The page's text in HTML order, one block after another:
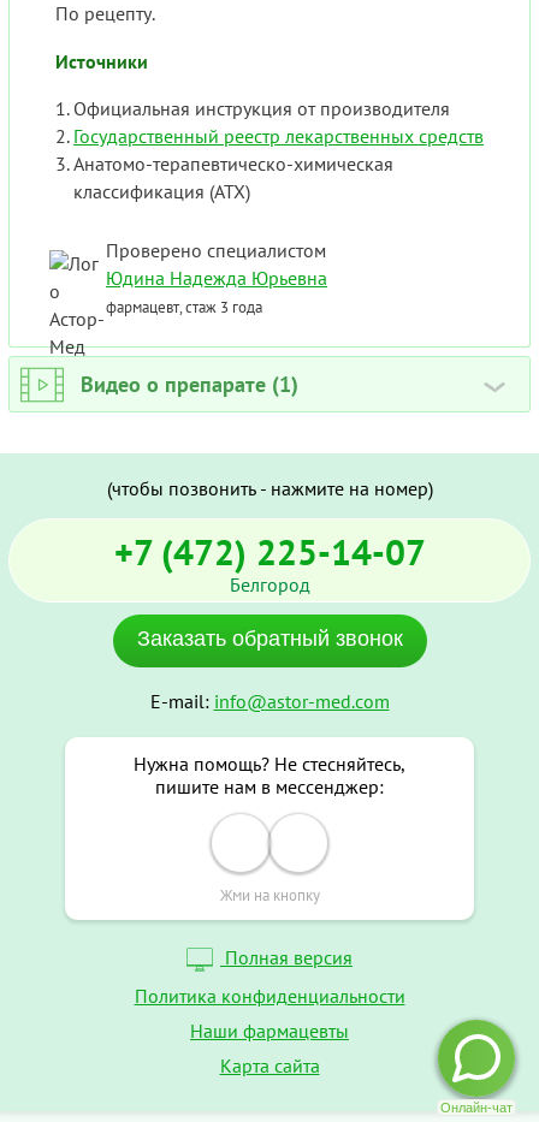
По рецепту.
Источники
Официальная инструкция от производителя
Государственный реестр лекарственных средств
Анатомо-терапевтическо-химическая
классификация (ATX)
Проверено специалистом
Юдина Надежда Юрьевна
фармацевт, стаж 3 года
Видео о препарате (1) ›
(чтобы позвонить - нажмите на номер)
+7 (472) 225-14-07
Белгород
Заказать обратный звонок
E-mail: info@astor-med.com
Нужна помощь? Не стесняйтесь,
пишите нам в мессенджер:
Жми на кнопку
Полная версия
Политика конфиденциальности
Наши фармацевты
Карта сайта